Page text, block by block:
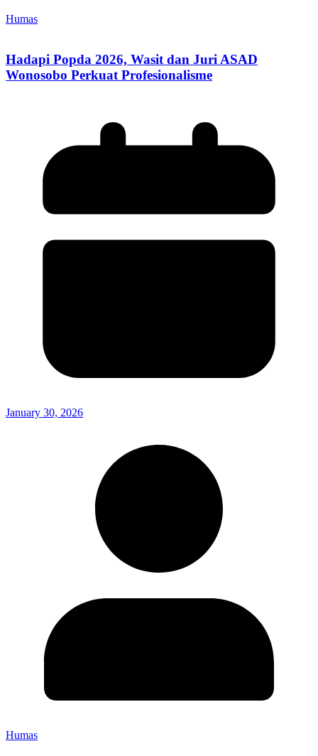
Humas
Hadapi Popda 2026, Wasit dan Juri ASAD
Wonosobo Perkuat Profesionalisme
January 30, 2026
Humas